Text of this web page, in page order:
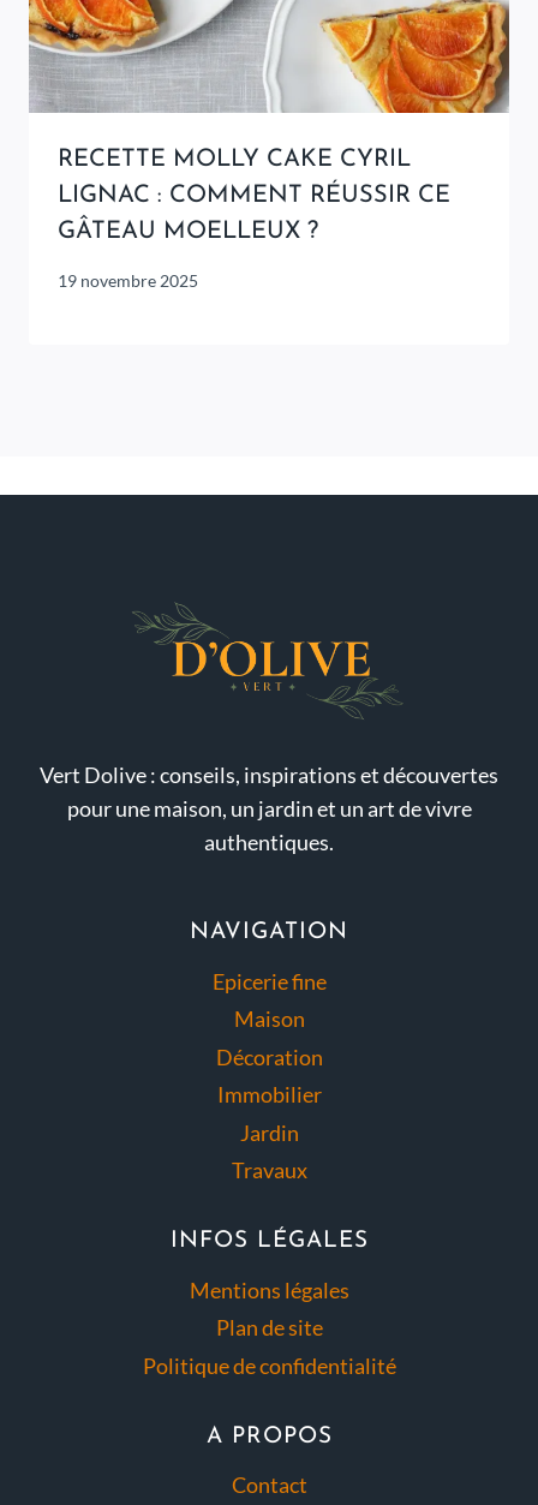
RECETTE MOLLY CAKE CYRIL
LIGNAC : COMMENT RÉUSSIR CE
GÂTEAU MOELLEUX ?
19 novembre 2025
Vert Dolive : conseils, inspirations et découvertes
pour une maison, un jardin et un art de vivre
authentiques.
NAVIGATION
Epicerie fine
Maison
Décoration
Immobilier
Jardin
Travaux
INFOS LÉGALES
Mentions légales
Plan de site
Politique de confidentialité
A PROPOS
Contact